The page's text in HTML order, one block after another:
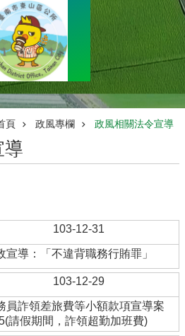
頁 政風專欄 政風相關法令宣導
導
103-12-31
宣導：「不違背職務行賄罪」
103-12-29
員詐領差旅費等小額款項宣導案
請假期間，詐領超勤加班費)